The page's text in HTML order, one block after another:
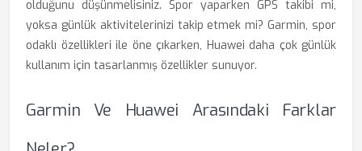
olduğunu düşünmelisiniz. Spor yaparken GPS takibi mi,
yoksa günlük aktivitelerinizi takip etmek mi? Garmin, spor
odaklı özellikleri ile öne çıkarken, Huawei daha çok günlük
kullanım için tasarlanmış özellikler sunuyor.
Garmin Ve Huawei Arasındaki Farklar